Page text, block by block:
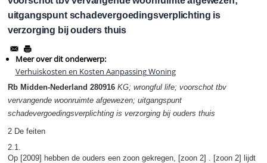
uitgangspunt schadevergoedingsverplichting is
verzorging bij ouders thuis
Meer over dit onderwerp:
Verhuiskosten en Kosten Aanpassing Woning
Rb Midden-Nederland 280916 KG; wrongful life; voorschot tbv
vervangende woonruimte afgewezen; uitgangspunt
schadevergoedingsverplichting is verzorging bij ouders thuis
2 De feiten
2.1.
Op [2009] hebben de ouders een zoon gekregen, [zoon 2] . [zoon 2] lijdt